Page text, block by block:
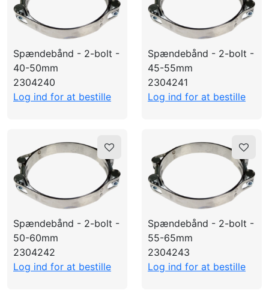
UDGÅENDE VARER
LOG IND
OPRET PROFIL
Spændebånd - 2-bolt -
40-50mm
2304240
Log ind for at bestille
Spændebånd - 2-bolt -
45-55mm
2304241
Log ind for at bestille
Spændebånd - 2-bolt -
50-60mm
2304242
Log ind for at bestille
Spændebånd - 2-bolt -
55-65mm
2304243
Log ind for at bestille